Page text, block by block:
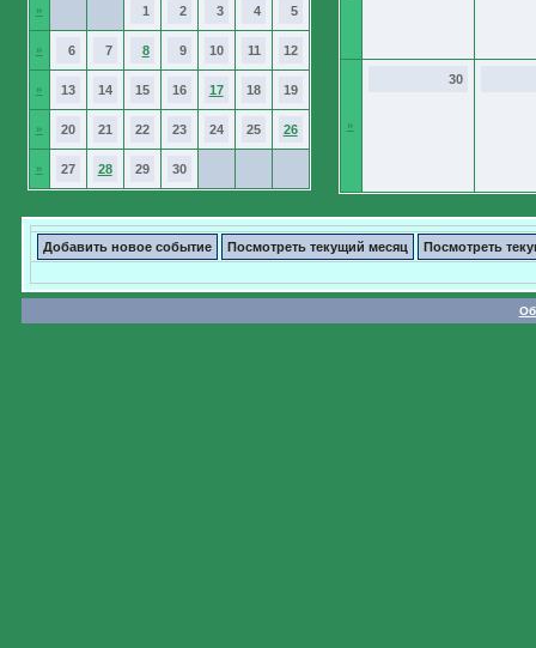
» 1 2 3 4 5
» 6 7 8 9 10 11 12
» 13 14 15 16 17 18 19
» 20 21 22 23 24 25 26
» 27 28 29 30
»
30
Добавить новое событие Посмотреть текущий месяц Посмотреть